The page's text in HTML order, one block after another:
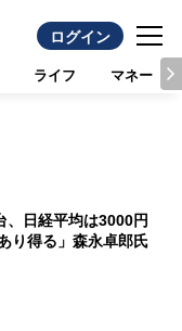
ログイン
ライフ マネー
、日経平均は3000円
り得る」森永卓郎氏